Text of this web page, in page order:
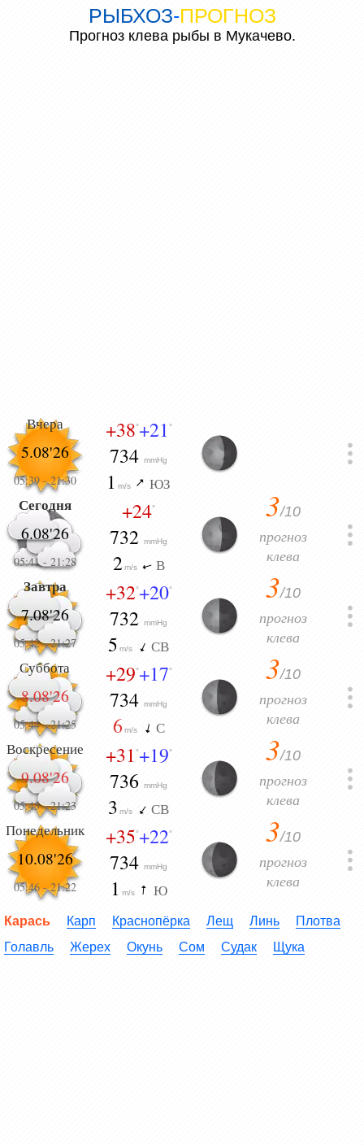
РЫБХОЗ-ПРОГНОЗ
Прогноз клева рыбы в Мукачево.
Вчера
5.08'26
05:39-21:30
+38°+21°
734mmHg
1 m/s ЮЗ
Сегодня
6.08'26
05:41- 21:28
+24°
732mmHg
2 m/s В
3/10
прогноз
клева
Завтра
7.08'26
05:42-21:27
+32°+20°
732mmHg
5 m/s СВ
3/10
прогноз
клева
Суббота
8.08'26
05:44-21:25
+29°+17°
734mmHg
6 m/s С
3/10
прогноз
клева
Воскресение
9.08'26
05:45-21:23
+31°+19°
736mmHg
3 m/s СВ
3/10
прогноз
клева
Понедельник
10.08'26
05:46-21:22
+35°+22°
734mmHg
1 m/s Ю
3/10
прогноз
клева
Карась Карп Краснопёрка Лещ Линь
Плотва
Голавль
Жерех Окунь Сом Судак Щука